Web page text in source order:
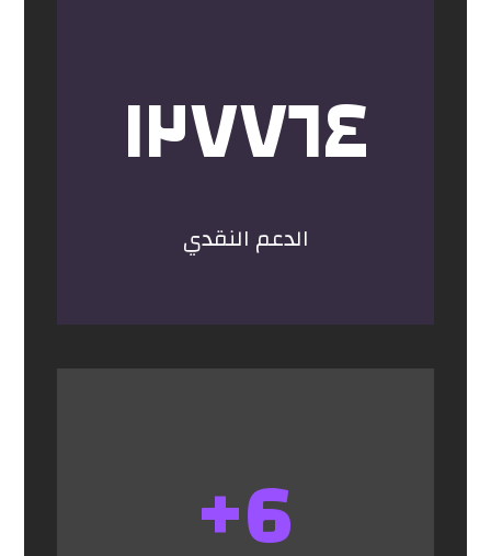
١٢٧٧٦٤
الدعم النقدي
6
+